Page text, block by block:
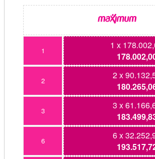
1
1 x
2
2 x
3
3 x
6
6 x